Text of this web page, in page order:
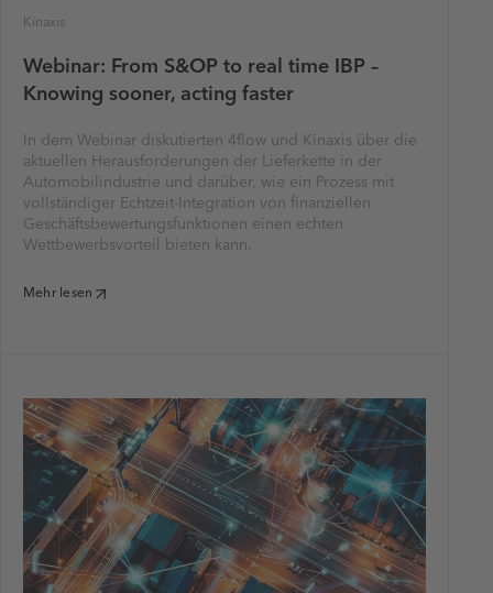
Kinaxis
Webinar: From S&OP to real time IBP –
Knowing sooner, acting faster
In dem Webinar diskutierten 4flow und Kinaxis über die
aktuellen Herausforderungen der Lieferkette in der
Automobilindustrie und darüber, wie ein Prozess mit
vollständiger Echtzeit-Integration von finanziellen
Geschäftsbewertungsfunktionen einen echten
Wettbewerbsvorteil bieten kann.
Mehr lesen